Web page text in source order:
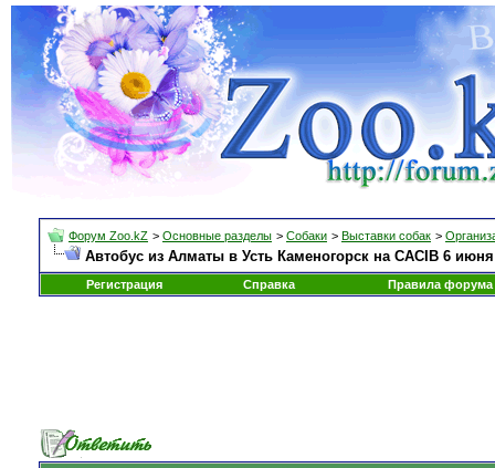
Форум Zoo.kZ > Основные разделы > Собаки > Выставки собак >
Автобус из Алматы в Усть Каменогорск на CACIB 6 июня
Регистрация Справка Правила форума